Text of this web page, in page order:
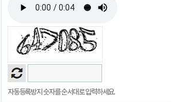
자동등록방지 숫자를 순서대로 입력하세요.